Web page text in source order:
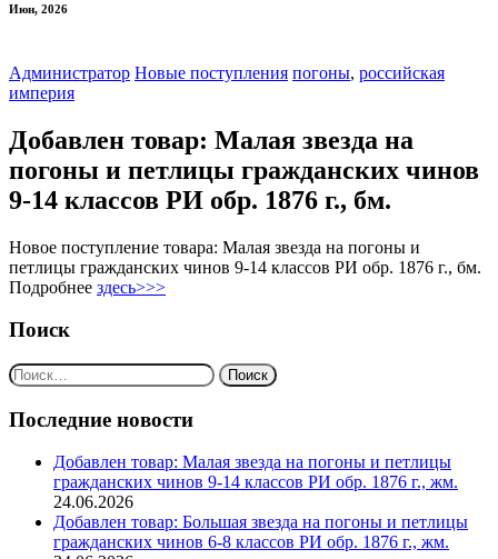
Июн, 2026
Администратор Новые поступления погоны, российская
империя
Добавлен товар: Малая звезда на
погоны и петлицы гражданских чинов
9-14 классов РИ обр. 1876 г., бм.
Новое поступление товара: Малая звезда на погоны и
петлицы гражданских чинов 9-14 классов РИ обр. 1876 г., бм.
Подробнее здесь>>>
Поиск
Найти:
Последние новости
Добавлен товар: Малая звезда на погоны и петлицы
гражданских чинов 9-14 классов РИ обр. 1876 г., жм.
24.06.2026
Добавлен товар: Большая звезда на погоны и петлицы
гражданских чинов 6-8 классов РИ обр. 1876 г., жм.